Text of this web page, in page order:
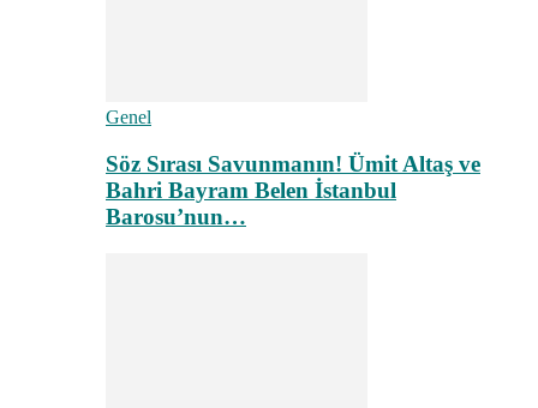
Genel
Söz Sırası Savunmanın! Ümit Altaş ve
Bahri Bayram Belen İstanbul
Barosu’nun…